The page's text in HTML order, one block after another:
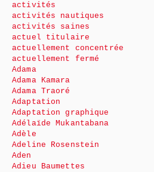
activités
activités nautiques
activités saines
actuel titulaire
actuellement concentrée
actuellement fermé
Adama
Adama Kamara
Adama Traoré
Adaptation
Adaptation graphique
Adélaïde Mukantabana
Adèle
Adeline Rosenstein
Aden
Adieu Baumettes